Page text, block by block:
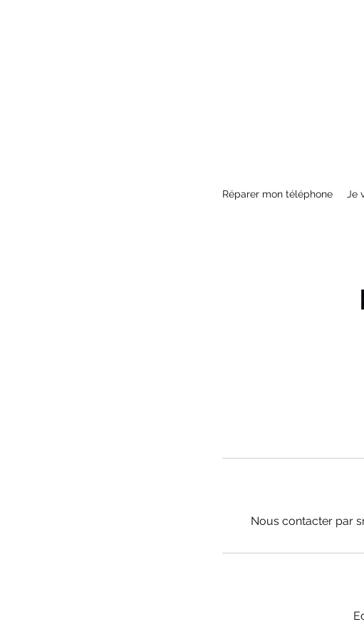
Réparer mon téléphone Je
Nous contacter par